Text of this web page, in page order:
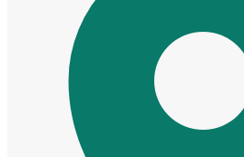
Cửa Nhựa Y@door